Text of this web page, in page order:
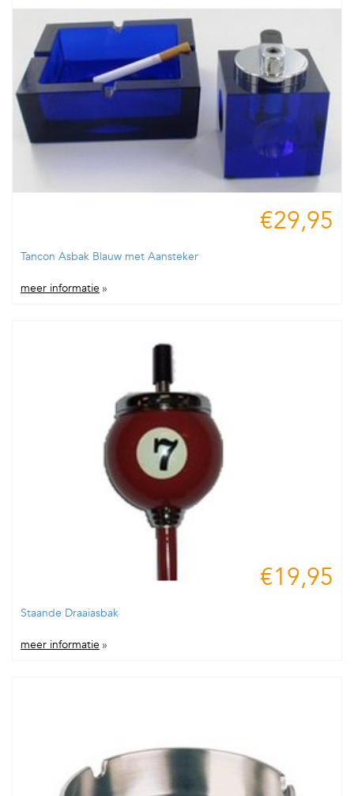
€29,95
Tancon Asbak Blauw met Aansteker
meer informatie »
€19,95
Staande Draaiasbak
meer informatie »